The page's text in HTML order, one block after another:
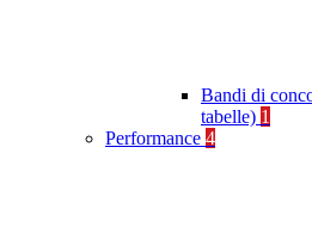
Bandi di
tabelle) 1
Performance 4